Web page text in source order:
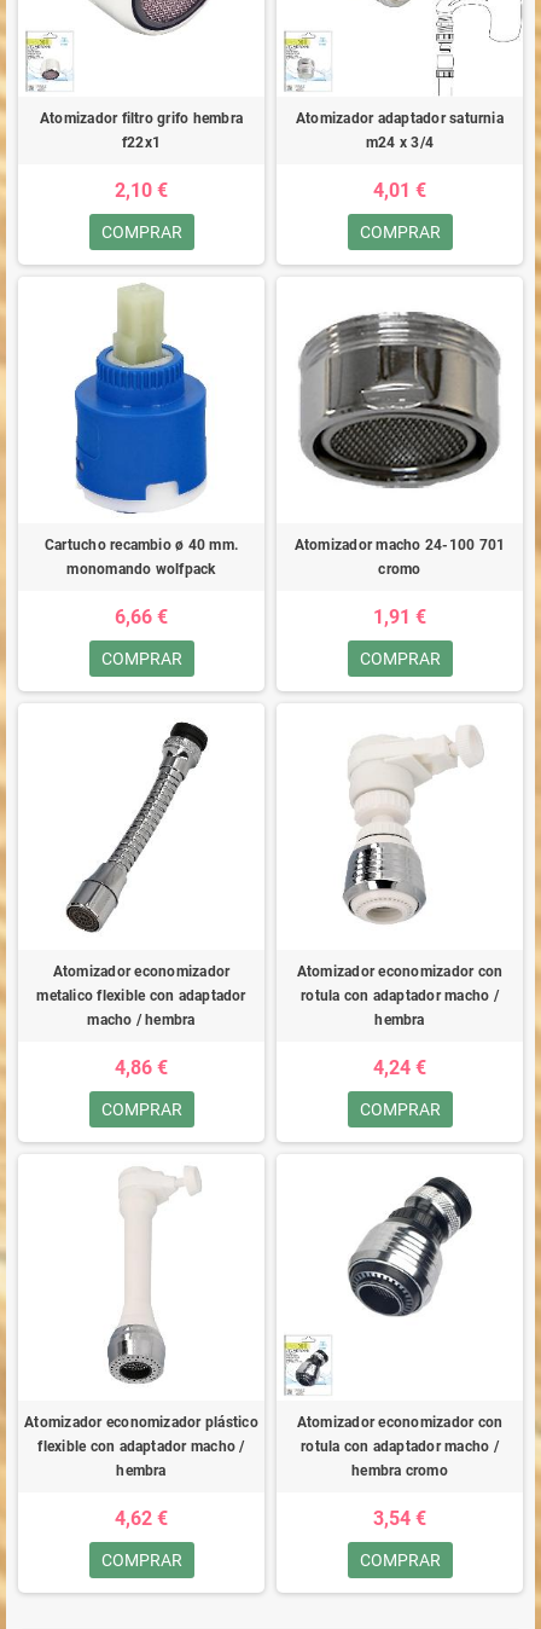
Atomizador filtro grifo hembra
f22x1
2,10 €
COMPRAR
Atomizador adaptador saturnia
m24 x 3/4
4,01 €
COMPRAR
Cartucho recambio ø 40 mm.
monomando wolfpack
6,66 €
COMPRAR
Atomizador macho 24-100 701
cromo
1,91 €
COMPRAR
Atomizador economizador
metalico flexible con adaptador
macho / hembra
4,86 €
COMPRAR
Atomizador economizador con
rotula con adaptador macho /
hembra
4,24 €
COMPRAR
Atomizador economizador plástico
flexible con adaptador macho /
hembra
4,62 €
COMPRAR
Atomizador economizador con
rotula con adaptador macho /
hembra cromo
3,54 €
COMPRAR